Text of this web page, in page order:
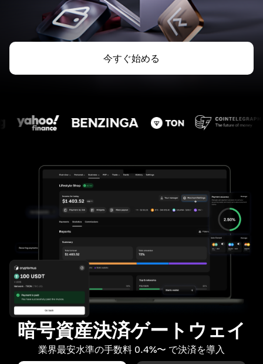
今すぐ始める
暗号資産決済ゲートウェイ
業界最安水準の手数料 0.4%〜 で決済を導入